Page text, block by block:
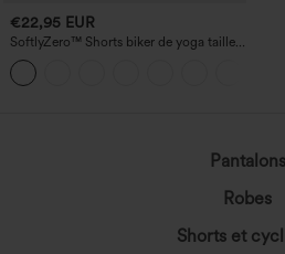
€22,95 EUR
SoftlyZero™ Shorts biker de yoga taille
haute avec empiècement croisé et
poche, 7" - UPF50+
Pantalons
Robes
Shorts et